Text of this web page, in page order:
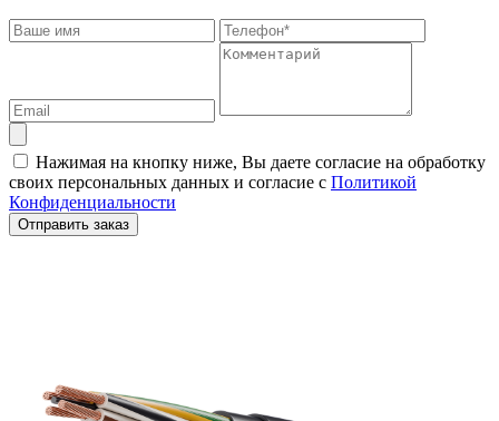
Нажимая на кнопку ниже, Вы даете согласие на обработку
своих персональных данных и согласие с Политикой
Конфиденциальности
Отправить заказ